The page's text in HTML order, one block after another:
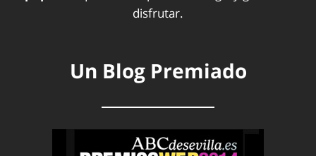
disfrutar.
Un Blog Premiado